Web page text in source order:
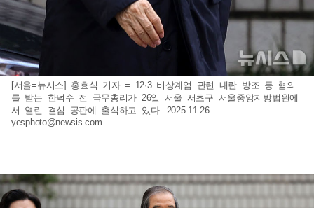
[서울=뉴시스] 홍효식 기자 = 12·3 비상계엄 관련 내란 방조 등 혐의
를 받는 한덕수 전 국무총리가 26일 서울 서초구 서울중앙지방법원에
서 열린 결심 공판에 출석하고 있다. 2025.11.26.
yesphoto@newsis.com